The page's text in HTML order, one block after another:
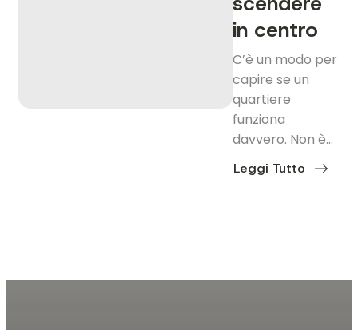
in centro
C’è un modo per
capire se un
quartiere
funziona
davvero. Non è…
Leggi Tutto
about
bisogno